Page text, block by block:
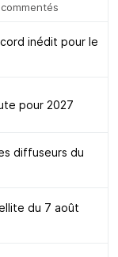
inédit pour le
pour 2027
diffuseurs du
du 7 août